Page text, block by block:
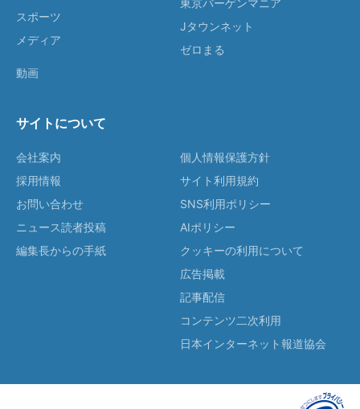
スポーツ
メディア
動画
東京バーゲンマニア
Jタウンネット
ゼロまる
サイトについて
会社案内
採用情報
お問い合わせ
ニュース読者投稿
編集長からの手紙
個人情報保護方針
サイト利用規約
SNS利用ポリシー
AIポリシー
クッキーの利用について
広告掲載
記事配信
コンテンツ二次利用
日本インターネット報道協会